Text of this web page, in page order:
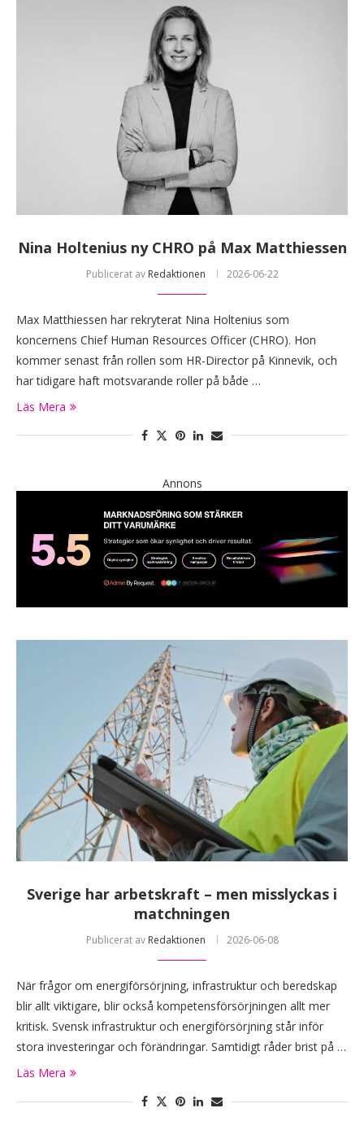
Nina Holtenius ny CHRO på Max Matthiessen
Publicerat av Redaktionen 2026-06-22
Max Matthiessen har rekryterat Nina Holtenius som
koncernens Chief Human Resources Officer (CHRO). Hon
kommer senast från rollen som HR-Director på Kinnevik, och
har tidigare haft motsvarande roller på både …
Läs Mera
Annons
Sverige har arbetskraft – men misslyckas i
matchningen
Publicerat av Redaktionen 2026-06-08
När frågor om energiförsörjning, infrastruktur och beredskap
blir allt viktigare, blir också kompetensförsörjningen allt mer
kritisk. Svensk infrastruktur och energiförsörjning står inför
stora investeringar och förändringar. Samtidigt råder brist på …
Läs Mera